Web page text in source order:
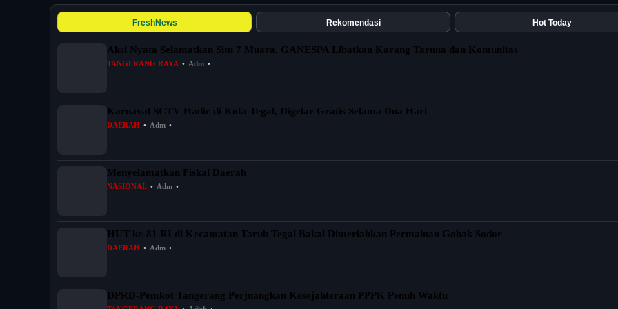
FreshNews Rekomendasi Hot Today
Aksi Nyata Selamatkan Situ 7 Muara, GANESPA Libatkan Karang Taruna dan Komunitas
TANGERANG RAYA • Adm •
Karnaval SCTV Hadir di Kota Tegal, Digelar Gratis Selama Dua Hari
DAERAH • Adm •
Menyelamatkan Fiskal Daerah
NASIONAL • Adm •
HUT ke-81 RI di Kecamatan Tarub Tegal Bakal Dimeriahkan Permainan Gobak Sodor
DAERAH • Adm •
DPRD-Pemkot Tangerang Perjuangkan Kesejahteraan PPPK Penuh Waktu